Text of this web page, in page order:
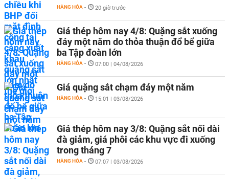
HÀNG HÓA - 20 giờ trước
Giá thép hôm nay 4/8: Quặng sắt xuống
đáy một năm do thỏa thuận đổ bể giữa
ba Tập đoàn lớn
HÀNG HÓA - 07:00 | 04/08/2026
Giá quặng sắt chạm đáy một năm
HÀNG HÓA - 15:01 | 03/08/2026
Giá thép hôm nay 3/8: Quặng sắt nối dài
đà giảm, giá phôi các khu vực đi xuống
trong tháng 7
HÀNG HÓA - 07:07 | 03/08/2026